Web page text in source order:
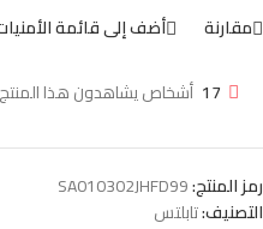
مقارنة أضف إلى قائمة
17 أشخاص يشاهدون هذا المنتج
رمز المنتج:SA010302JHFD99
التصنيف:تابلتس